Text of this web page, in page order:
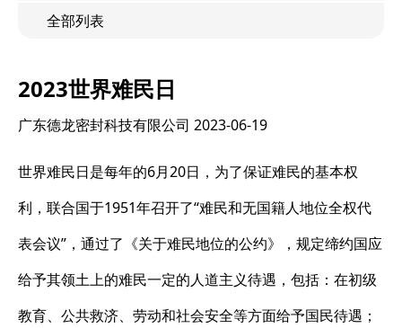
全部列表
2023世界难民日
广东德龙密封科技有限公司 2023-06-19
世界难民日是每年的6月20日，为了保证难民的基本权
利，联合国于1951年召开了“难民和无国籍人地位全权代
表会议”，通过了《关于难民地位的公约》，规定缔约国应
给予其领土上的难民一定的人道主义待遇，包括：在初级
教育、公共救济、劳动和社会安全等方面给予国民待遇；